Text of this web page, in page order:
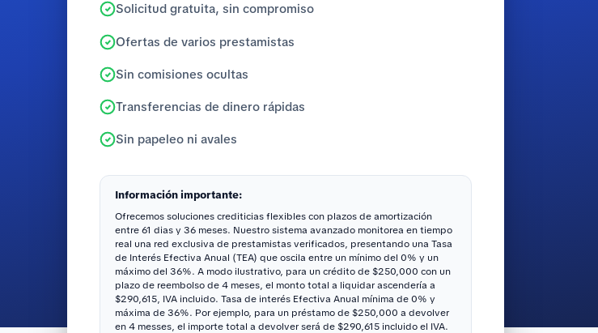
Solicitud gratuita, sin compromiso
Ofertas de varios prestamistas
Sin comisiones ocultas
Transferencias de dinero rápidas
Sin papeleo ni avales
Información importante:
Ofrecemos soluciones crediticias flexibles con plazos de amortización
entre 61 dias y 36 meses. Nuestro sistema avanzado monitorea en tiempo
real una red exclusiva de prestamistas verificados, presentando una Tasa
de Interés Efectiva Anual (TEA) que oscila entre un mínimo del 0% y un
máximo del 36%. A modo ilustrativo, para un crédito de $250,000 con un
plazo de reembolso de 4 meses, el monto total a liquidar ascendería a
$290,615, IVA incluido. Tasa de interés Efectiva Anual mínima de 0% y
máxima de 36%. Por ejemplo, para un préstamo de $250,000 a devolver
en 4 messes, el importe total a devolver será de $290,615 incluido el IVA.